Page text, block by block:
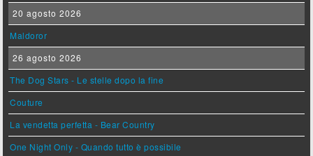
20 agosto 2026
Maldoror
26 agosto 2026
The Dog Stars - Le stelle dopo la fine
Couture
La vendetta perfetta - Bear Country
One Night Only - Quando tutto è possibile